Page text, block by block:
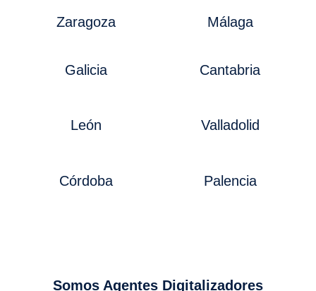
Zaragoza Málaga
Galicia Cantabria
León Valladolid
Córdoba Palencia
Somos Agentes Digitalizadores